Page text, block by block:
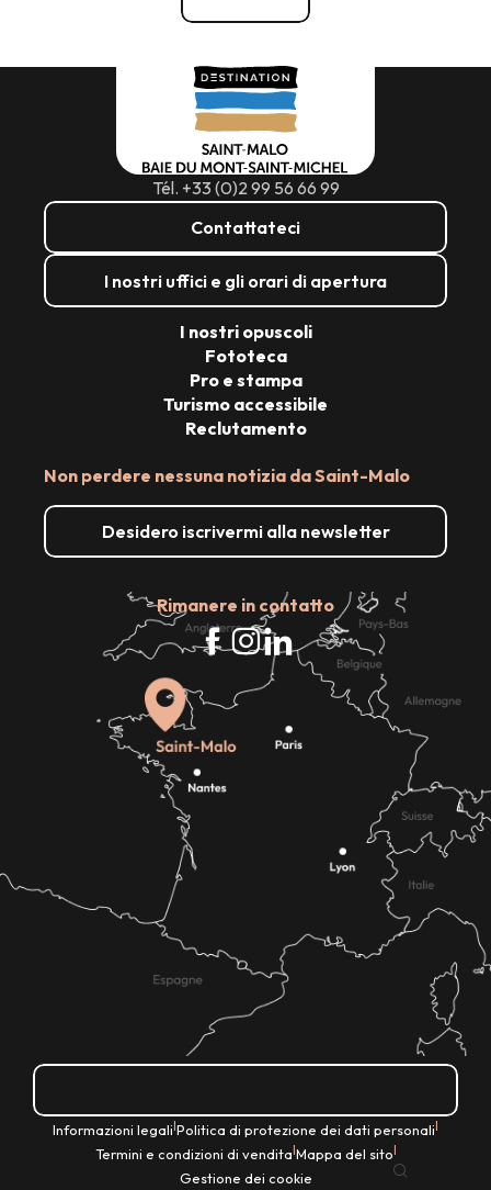
Tél. +33 (0)2 99 56 66 99
Contattateci
I nostri uffici e gli orari di apertura
Non perdere nessuna notizia da Saint-Malo
Desidero iscrivermi alla newsletter
Rimanere in contatto
I nostri opuscoli
Fototeca
Pro e stampa
Turismo accessibile
Reclutamento
Informazioni legali|Politica di protezione dei dati personali|
Termini e condizioni di vendita|Mappa del sito|
Gestione dei cookie